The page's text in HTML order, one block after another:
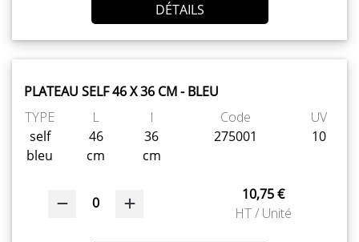
DÉTAILS
PLATEAU SELF 46 X 36 CM - BLEU
TYPE
self
bleu
L
46
cm
l
36
cm
Code
275001
UV
10
0
10,75 €
HT / Unité